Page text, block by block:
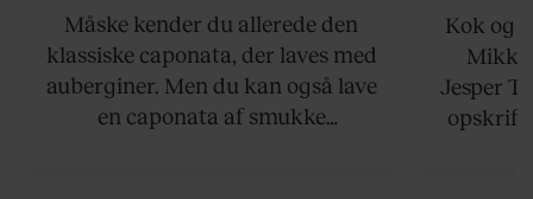
Måske kender du allerede den
klassiske caponata, der laves med
auberginer. Men du kan også lave
en caponata af smukke
Kok og
Jesper
opskrift